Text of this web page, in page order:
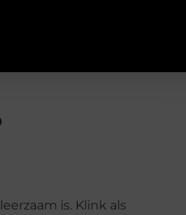
is. Klink als